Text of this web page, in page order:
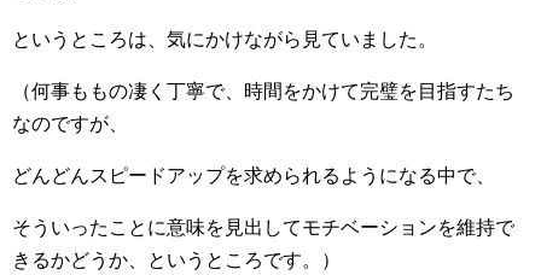
というところは、気にかけながら見ていました。
（何事ももの凄く丁寧で、時間をかけて完璧を目指すたち
なのですが、
どんどんスピードアップを求められるようになる中で、
そういったことに意味を見出してモチベーションを維持で
きるかどうか、というところです。）